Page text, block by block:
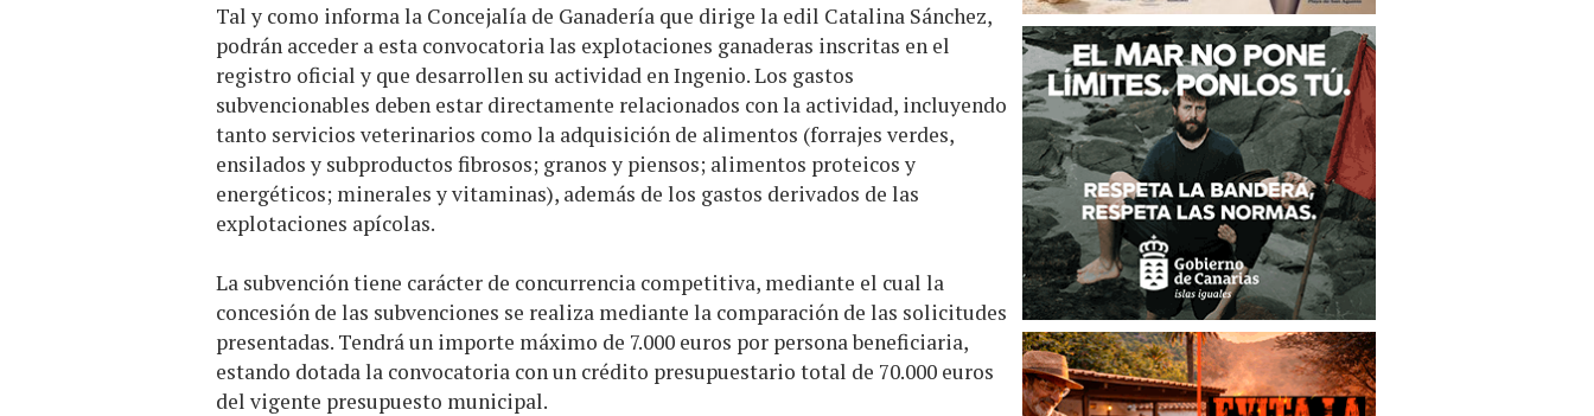
Tal y como informa la Concejalía de Ganadería que dirige la edil Catalina Sánchez,
podrán acceder a esta convocatoria las explotaciones ganaderas inscritas en el
registro oficial y que desarrollen su actividad en Ingenio. Los gastos
subvencionables deben estar directamente relacionados con la actividad, incluyendo
tanto servicios veterinarios como la adquisición de alimentos (forrajes verdes,
ensilados y subproductos fibrosos; granos y piensos; alimentos proteicos y
energéticos; minerales y vitaminas), además de los gastos derivados de las
explotaciones apícolas.
La subvención tiene carácter de concurrencia competitiva, mediante el cual la
concesión de las subvenciones se realiza mediante la comparación de las solicitudes
presentadas. Tendrá un importe máximo de 7.000 euros por persona beneficiaria,
estando dotada la convocatoria con un crédito presupuestario total de 70.000 euros
del vigente presupuesto municipal.